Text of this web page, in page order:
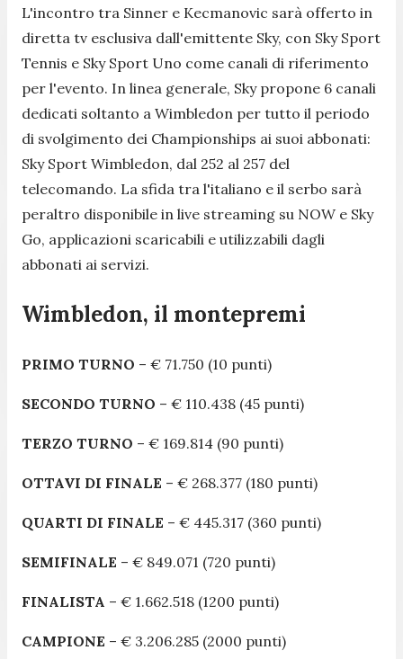
L'incontro tra Sinner e Kecmanovic sarà offerto in
diretta tv esclusiva dall'emittente Sky, con Sky Sport
Tennis e Sky Sport Uno come canali di riferimento
per l'evento. In linea generale, Sky propone 6 canali
dedicati soltanto a Wimbledon per tutto il periodo
di svolgimento dei Championships ai suoi abbonati:
Sky Sport Wimbledon, dal 252 al 257 del
telecomando. La sfida tra l'italiano e il serbo sarà
peraltro disponibile in live streaming su NOW e Sky
Go, applicazioni scaricabili e utilizzabili dagli
abbonati ai servizi.
Wimbledon, il montepremi
PRIMO TURNO – € 71.750 (10 punti)
SECONDO TURNO – € 110.438 (45 punti)
TERZO TURNO – € 169.814 (90 punti)
OTTAVI DI FINALE – € 268.377 (180 punti)
QUARTI DI FINALE – € 445.317 (360 punti)
SEMIFINALE – € 849.071 (720 punti)
FINALISTA – € 1.662.518 (1200 punti)
CAMPIONE – € 3.206.285 (2000 punti)